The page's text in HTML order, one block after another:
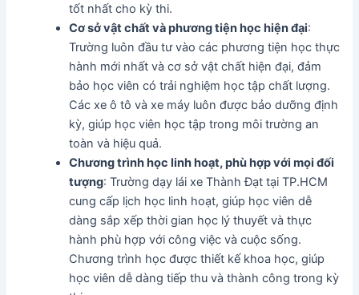
tốt nhất cho kỳ thi.
Cơ sở vật chất và phương tiện học hiện đại:
Trường luôn đầu tư vào các phương tiện học thực
hành mới nhất và cơ sở vật chất hiện đại, đảm
bảo học viên có trải nghiệm học tập chất lượng.
Các xe ô tô và xe máy luôn được bảo dưỡng định
kỳ, giúp học viên học tập trong môi trường an
toàn và hiệu quả.
Chương trình học linh hoạt, phù hợp với mọi đối
tượng: Trường dạy lái xe Thành Đạt tại TP.HCM
cung cấp lịch học linh hoạt, giúp học viên dễ
dàng sắp xếp thời gian học lý thuyết và thực
hành phù hợp với công việc và cuộc sống.
Chương trình học được thiết kế khoa học, giúp
học viên dễ dàng tiếp thu và thành công trong kỳ